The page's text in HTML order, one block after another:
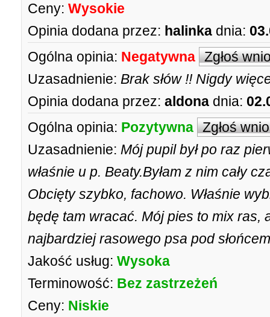
Ceny: Wysokie
Opinia dodana przez: halinka dnia:
Ogólna opinia: Negatywna Zgłoś
Uzasadnienie: Brak słów !! Nigdy
Opinia dodana przez: aldona dnia:
Ogólna opinia: Pozytywna Zgłoś
Uzasadnienie: Mój pupil był po raz
właśnie u p. Beaty.Byłam z nim cały
Obcięty szybko, fachowo. Właśnie
będę tam wracać. Mój pies to mix ras,
najbardziej rasowego psa pod
Jakość usług: Wysoka
Terminowość: Bez zastrzeżeń
Ceny: Niskie